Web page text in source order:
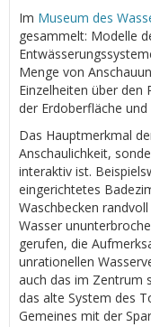
Im Museum des
gesammelt: Modelle
Menge von
Einzelheiten über den
der Erdoberfläche
Das Hauptmerkmal
Anschaulichkeit,
interaktiv ist.
eingerichtetes
Waschbecken
Wasser
gerufen, die
unrationellen
auch das im Zentrum
das alte System des
Gemeines mit der